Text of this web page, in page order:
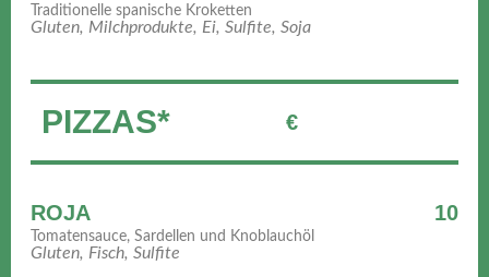
Traditionelle spanische Kroketten
Gluten, Milchprodukte, Ei, Sulfite, Soja
PIZZAS* €
ROJA 10
Tomatensauce, Sardellen und Knoblauchöl
Gluten, Fisch, Sulfite